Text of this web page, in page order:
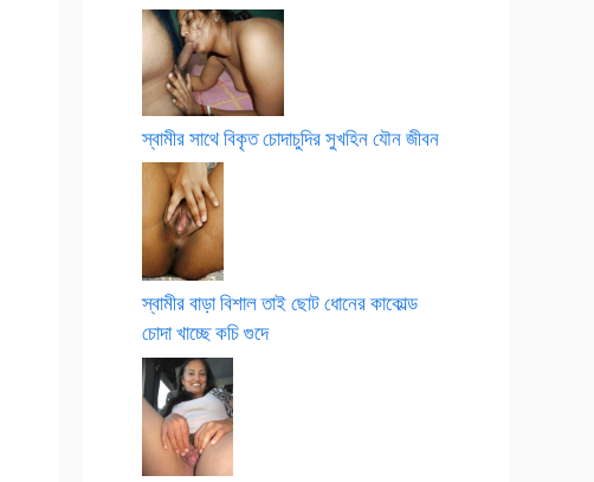
স্বামীর সাথে বিকৃত চোদাচুদির সুখহিন যৌন জীবন
স্বামীর বাড়া বিশাল তাই ছোট ধোনের কাকোল্ড
চোদা খাচ্ছে কচি গুদে